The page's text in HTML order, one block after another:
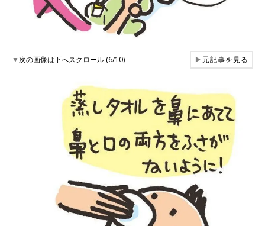
▼次の画像は下へスクロール (6/10) ▶元記事を見る